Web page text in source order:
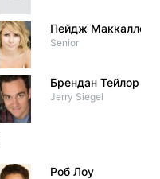
Пейдж Маккаллок
Senior
Брендан Тейлор
Jerry Siegel
Роб Лоу